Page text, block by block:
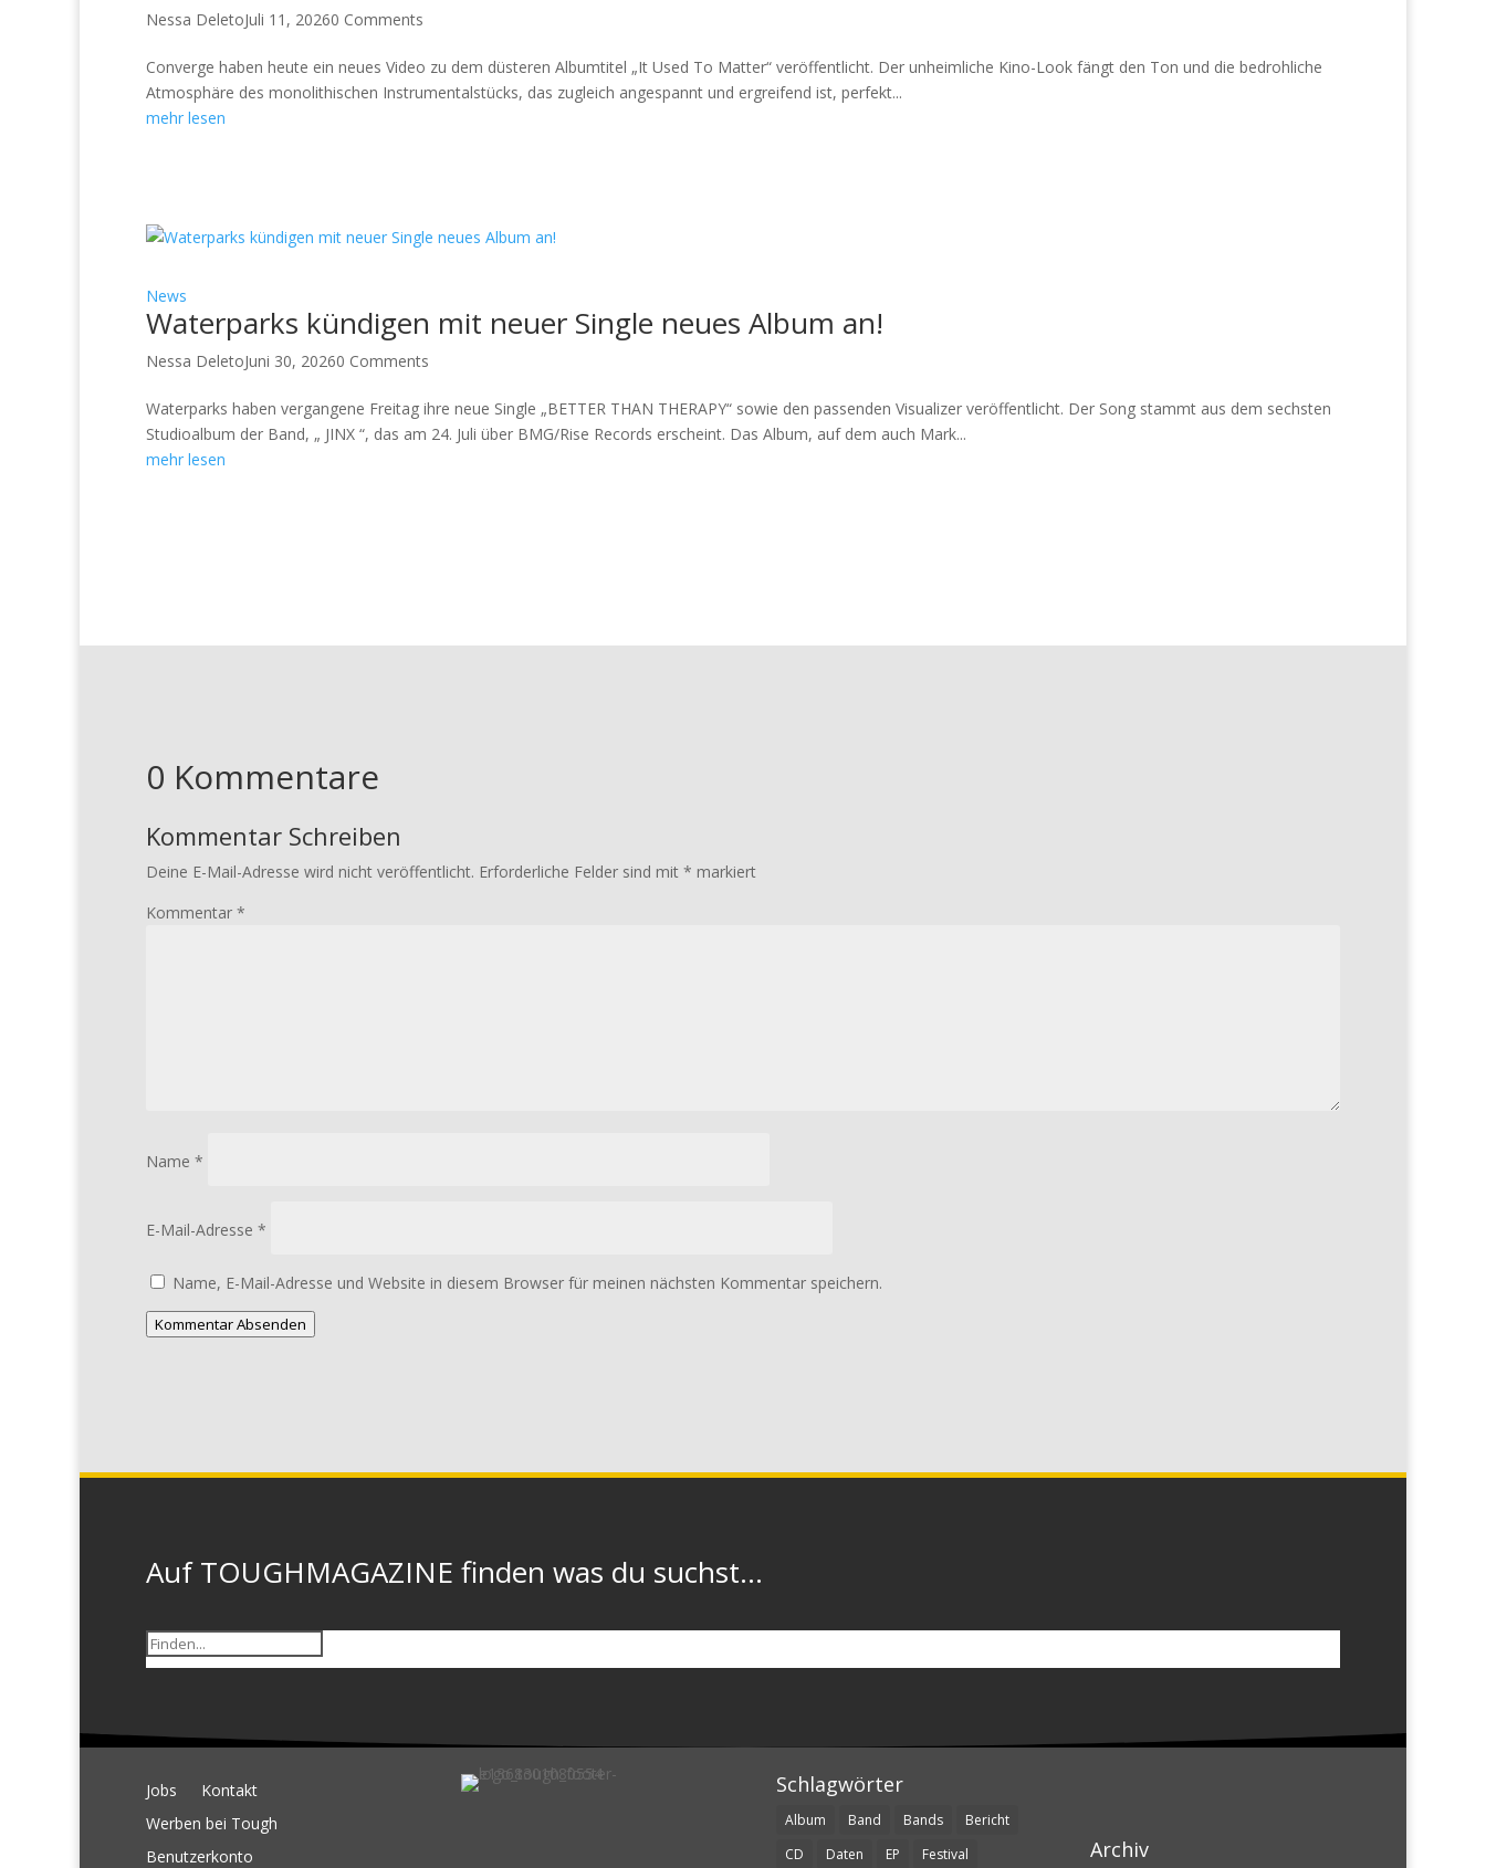
Nessa DeletoJuli 11, 20260 Comments
Converge haben heute ein neues Video zu dem düsteren Albumtitel „It Used To Matter“ veröffentlicht. Der unheimliche Kino-Look fängt den Ton und die bedrohliche
Atmosphäre des monolithischen Instrumentalstücks, das zugleich angespannt und ergreifend ist, perfekt...
mehr lesen
News
Waterparks kündigen mit neuer Single neues Album an!
Nessa DeletoJuni 30, 20260 Comments
Waterparks haben vergangene Freitag ihre neue Single „BETTER THAN THERAPY“ sowie den passenden Visualizer veröffentlicht. Der Song stammt aus dem sechsten
Studioalbum der Band, „ JINX “, das am 24. Juli über BMG/Rise Records erscheint. Das Album, auf dem auch Mark...
mehr lesen
0 Kommentare
Kommentar Schreiben
Deine E-Mail-Adresse wird nicht veröffentlicht. Erforderliche Felder sind mit * markiert
Kommentar *
Name *
E-Mail-Adresse *
Name, E-Mail-Adresse und Website in diesem Browser für meinen nächsten Kommentar speichern.
Kommentar Absenden
Auf TOUGHMAGAZINE finden was du suchst...
Jobs
Kontakt
Werben bei Tough
Benutzerkonto
Schlagwörter
Album Band Bands
Bericht
CD
Daten EP Festival Archiv